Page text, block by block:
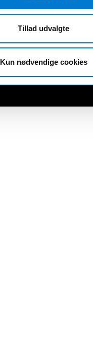
Tillad udvalgte
Kun nødvendige cookies